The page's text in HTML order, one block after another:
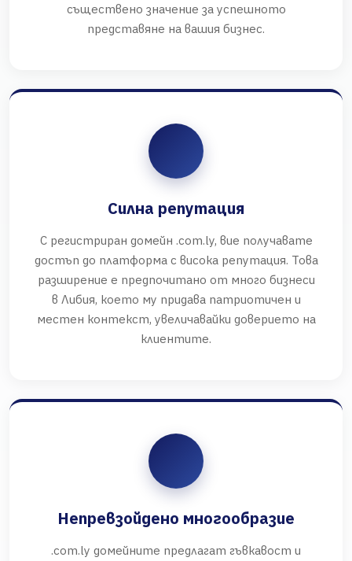
съществено значение за успешното
представяне на вашия бизнес.
Силна репутация
С регистриран домейн .com.ly, вие получавате
достъп до платформа с висока репутация. Това
разширение е предпочитано от много бизнеси
в Либия, което му придава патриотичен и
местен контекст, увеличавайки доверието на
клиентите.
Непревзойдено многообразие
.com.ly домейните предлагат гъвкавост и